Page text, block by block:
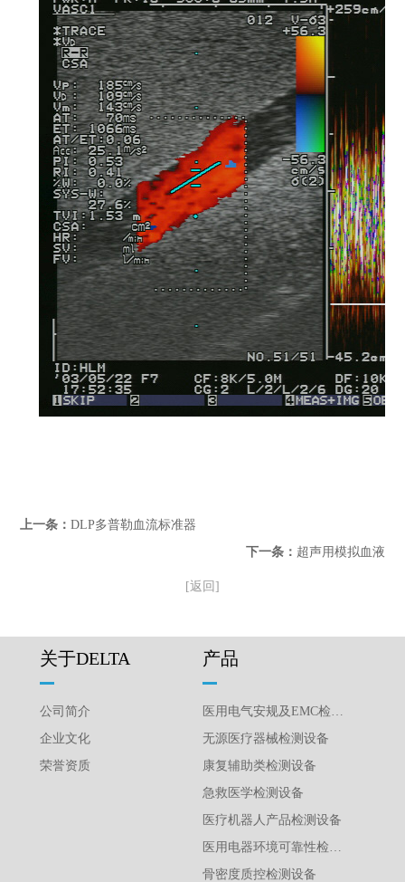
上一条：DLP多普勒血流标准器
下一条： 超声用模拟血液
[返回]
关于DELTA
公司简介
企业文化
荣誉资质
产品
医用电气安规及EMC检测设备
无源医疗器械检测设备
康复辅助类检测设备
急救医学检测设备
医疗机器人产品检测设备
医用电器环境可靠性检测设备
骨密度质控检测设备